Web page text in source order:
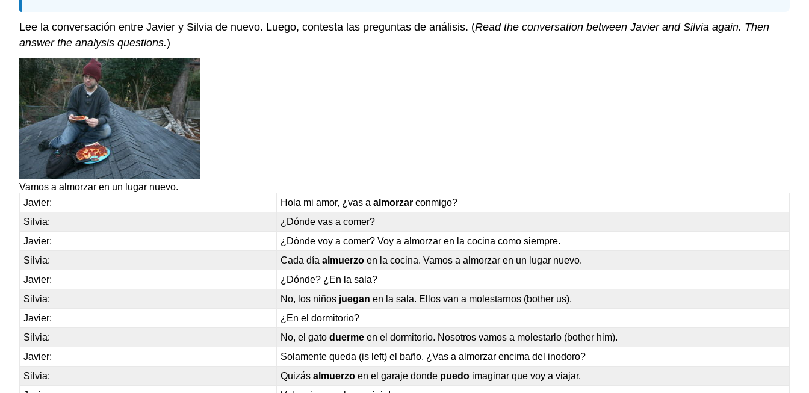
Lee la conversación entre Javier y Silvia de nuevo. Luego, contesta las preguntas de análisis. (Read the conversation between Javier and Silvia again. Then
answer the analysis questions.)
Vamos a almorzar en un lugar nuevo.
Javier:
Hola mi amor, ¿vas aalmorzar conmigo?
Silvia:
¿Dónde vas a comer?
Javier:
¿Dónde voy a comer? Voy a almorzar en la cocina como siempre.
Silvia:
Cada díaalmuerzo en la cocina. Vamos a almorzar en un lugar nuevo.
Javier:
¿Dónde? ¿En la sala?
Silvia:
No, los niños juegan en la sala. Ellos van a molestarnos (bother us).
Javier:
¿En el dormitorio?
Silvia:
No, el gatoduerme en el dormitorio. Nosotros vamos a molestarlo (bother him).
Javier:
Solamente queda (is left) el baño. ¿Vas a almorzar encima del inodoro?
Silvia:
Quizásalmuerzo en el garaje donde puedo imaginar que voy a viajar.